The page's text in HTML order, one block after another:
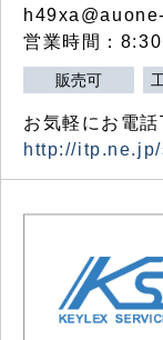
営業時間：
販売可
お気軽にお電話
http://